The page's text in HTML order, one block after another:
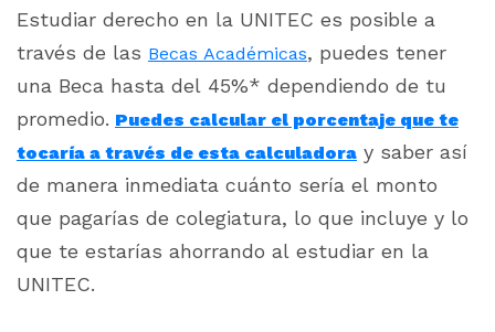
Estudiar derecho en la UNITEC es posible a
través de las Becas Académicas, puedes tener
una Beca hasta del 45%* dependiendo de tu
promedio. Puedes calcular el porcentaje que te
tocaría a través de esta calculadora y saber así
de manera inmediata cuánto sería el monto
que pagarías de colegiatura, lo que incluye y lo
que te estarías ahorrando al estudiar en la
UNITEC.